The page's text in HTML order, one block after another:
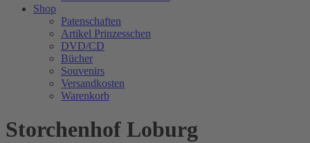
Shop
Patenschaften
Artikel Prinzesschen
DVD/CD
Bücher
Souvenirs
Versandkosten
Warenkorb
Storchenhof Loburg